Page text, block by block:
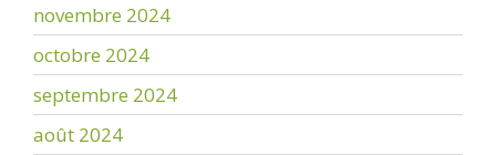
novembre 2024
octobre 2024
septembre 2024
août 2024